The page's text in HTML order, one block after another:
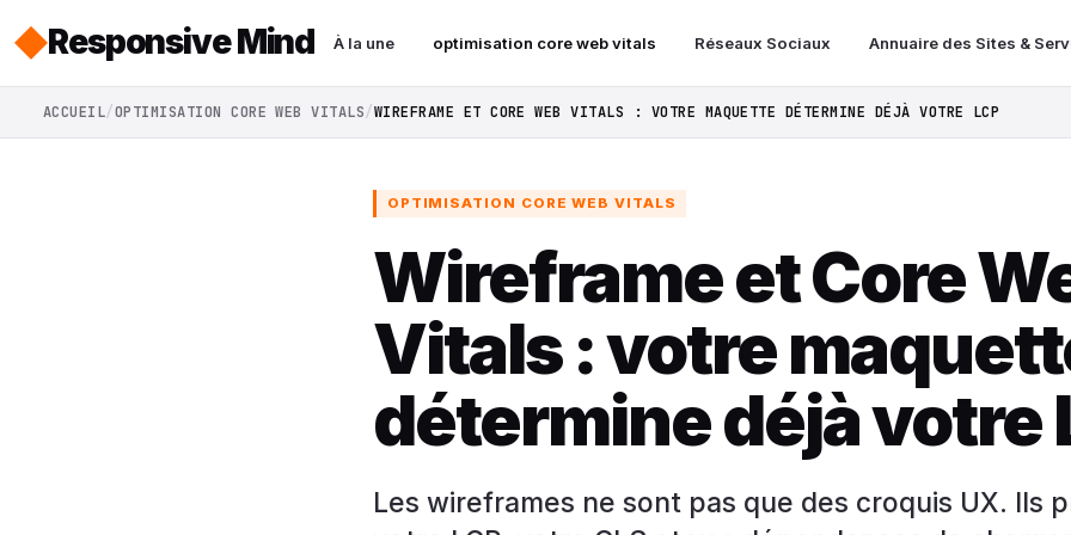
Responsive Mind À la une optimisation core web vitals Réseaux Sociaux Annuaire des Sites &
ACCUEIL OPTIMISATION CORE WEB VITALS WIREFRAME ET CORE WEB VITALS : VOTRE MAQUETTE DÉTERMINE DÉJÀ VOTRE LCP
OPTIMISATION CORE WEB VITALS
Wireframe et Core
Vitals : votre
détermine déjà votre
Les wireframes ne sont pas que des croquis UX. Ils